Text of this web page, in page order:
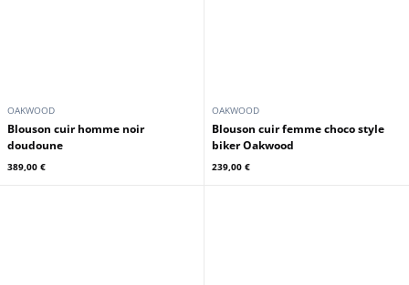
OAKWOOD
Blouson cuir homme noir
doudoune
389,00 €
OAKWOOD
Blouson cuir femme choco style
biker Oakwood
239,00 €